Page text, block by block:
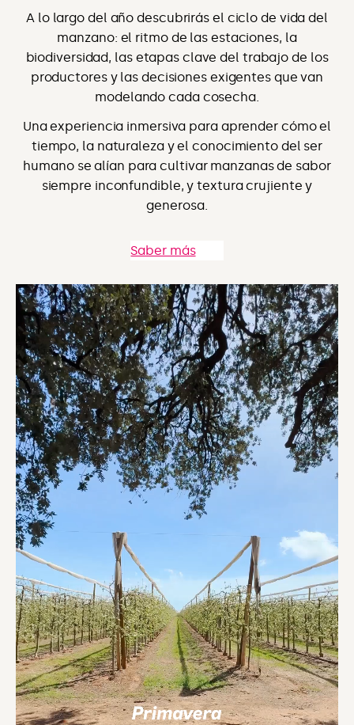
A lo largo del año descubrirás el ciclo de vida del
manzano: el ritmo de las estaciones, la
biodiversidad, las etapas clave del trabajo de los
productores y las decisiones exigentes que van
modelando cada cosecha.
Una experiencia inmersiva para aprender cómo el
tiempo, la naturaleza y el conocimiento del ser
humano se alían para cultivar manzanas de sabor
siempre inconfundible, y textura crujiente y
generosa.
Saber más